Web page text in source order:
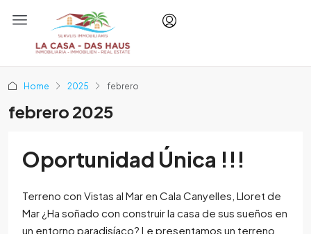
Home 2025 febrero
febrero 2025
Oportunidad Única !!!
Terreno con Vistas al Mar en Cala Canyelles, Lloret de
Mar ¿Ha soñado con construir la casa de sus sueños en
un entorno paradisíaco? Le presentamos un terreno